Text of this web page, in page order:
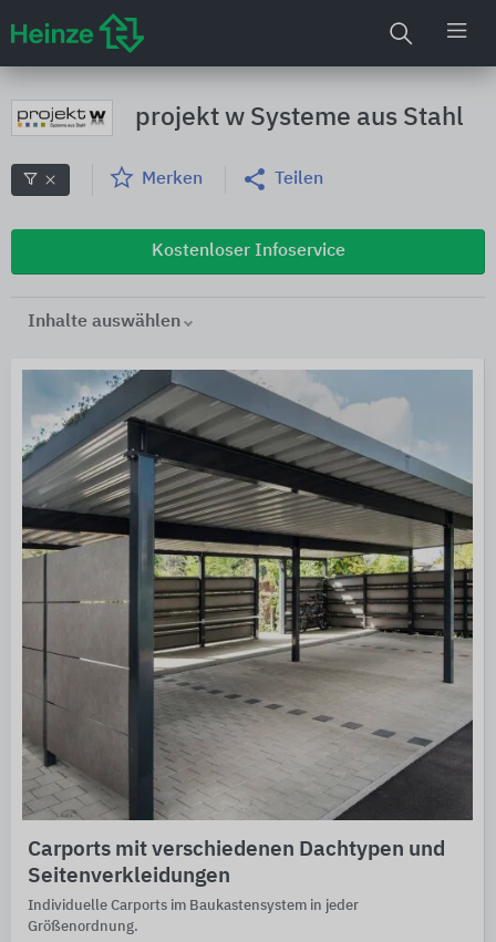
projekt w Systeme aus Stahl
Merken Teilen
Kostenloser Infoservice
Inhalte auswählen
Carports mit verschiedenen Dachtypen und
Seitenverkleidungen
Individuelle Carports im Baukastensystem in jeder
Größenordnung.